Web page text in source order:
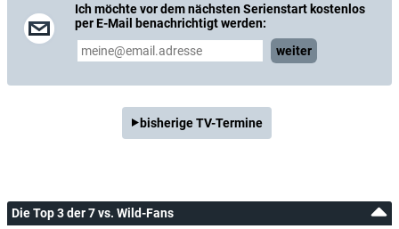
Ich möchte vor dem nächsten Serienstart kostenlos
per E-Mail benachrichtigt werden:
weiter
bisherige TV-Termine
Die Top 3 der 7 vs. Wild-Fans